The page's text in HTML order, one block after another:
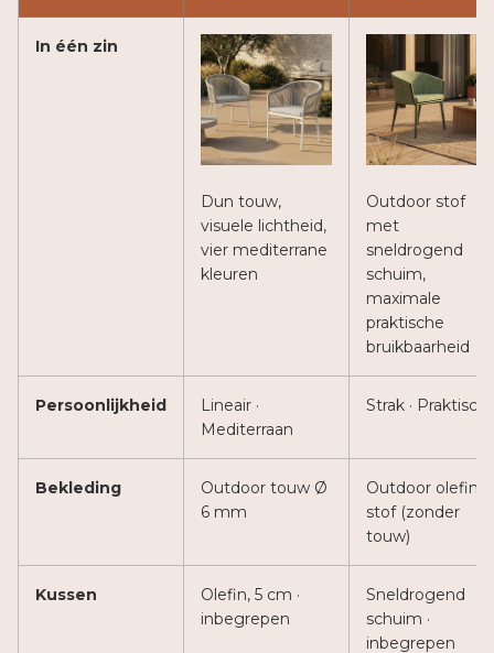
In één zin
Dun touw,
visuele lichtheid,
vier mediterrane
kleuren
Outdoor stof
met
sneldrogend
schuim,
maximale
praktische
bruikbaarheid
Persoonlijkheid
Lineair ·
Mediterraan
Strak · Praktisch
Bekleding
Outdoor touw Ø
6 mm
Outdoor olefin
stof (zonder
touw)
Kussen
Olefin, 5 cm ·
inbegrepen
Sneldrogend
schuim ·
inbegrepen